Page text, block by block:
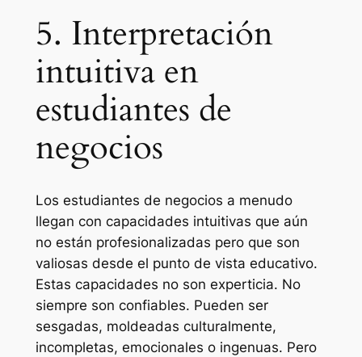
5. Interpretación
intuitiva en
estudiantes de
negocios
Los estudiantes de negocios a menudo
llegan con capacidades intuitivas que aún
no están profesionalizadas pero que son
valiosas desde el punto de vista educativo.
Estas capacidades no son experticia. No
siempre son confiables. Pueden ser
sesgadas, moldeadas culturalmente,
incompletas, emocionales o ingenuas. Pero